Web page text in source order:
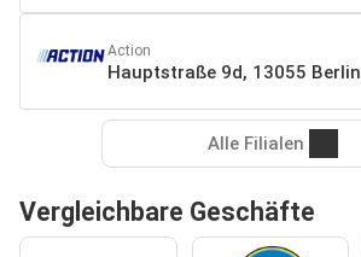
Action
Hauptstraße 9d, 13055 Berlin
Alle Filialen
Vergleichbare Geschäfte